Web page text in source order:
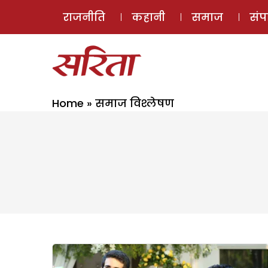
राजनीति कहानी समाज
Home » समाज विश्लेषण